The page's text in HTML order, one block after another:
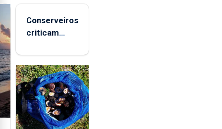
Conserveiros
criticam
brancas com
selo Marca
Açores